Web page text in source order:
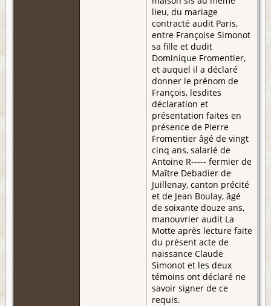
lieu, du mariage
contracté audit Paris,
entre Françoise Simonot
sa fille et dudit
Dominique Fromentier,
et auquel il a déclaré
donner le prénom de
François, lesdites
déclaration et
présentation faites en
présence de Pierre
Fromentier âgé de vingt
cinq ans, salarié de
Antoine R----- fermier de
Maître Debadier de
Juillenay, canton précité
et de Jean Boulay, âgé
de soixante douze ans,
manouvrier audit La
Motte après lecture faite
du présent acte de
naissance Claude
Simonot et les deux
témoins ont déclaré ne
savoir signer de ce
requis.